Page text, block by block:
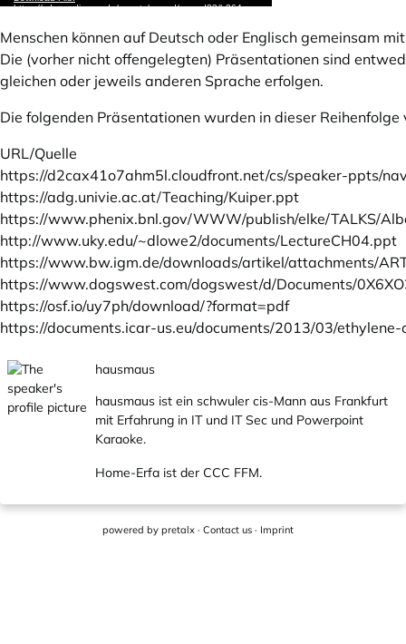
Menschen können auf Deutsch oder Englisch gemeinsam
Die (vorher nicht offengelegten) Präsentationen sind
gleichen oder jeweils anderen Sprache erfolgen.
Die folgenden Präsentationen wurden in dieser
URL/Quelle
https://d2cax41o7ahm5l.cloudfront.net/cs/speaker-ppts/
https://adg.univie.ac.at/Teaching/Kuiper.ppt
https://www.phenix.bnl.gov/WWW/publish/elke/TALKS/
http://www.uky.edu/~dlowe2/documents/LectureCH04.ppt
https://www.bw.igm.de/downloads/artikel/attachments/
https://www.dogswest.com/dogswest/d/Documents/
https://osf.io/uy7ph/download/?format=pdf
https://documents.icar-us.eu/documents/2013/03/
hausmaus
hausmaus ist ein schwuler cis-Mann aus Frankfurt
mit Erfahrung in IT und IT Sec und Powerpoint
Karaoke.
Home-Erfa ist der CCC FFM.
powered by pretalx· Contact us· Imprint